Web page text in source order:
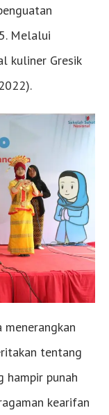
Melalui
kuliner Gresik
menerangkan
tentang
hampir punah
kearifan